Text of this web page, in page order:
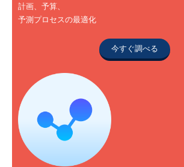
計画、予算、
予測プロセスの最適化
今すぐ調べる